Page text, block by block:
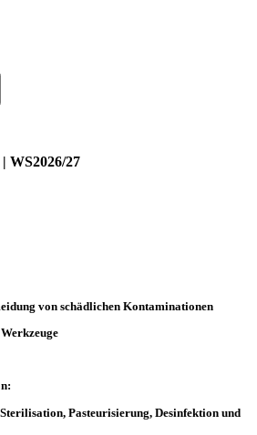
WS2026/27
von schädlichen Kontaminationen
Pasteurisierung, Desinfektion und